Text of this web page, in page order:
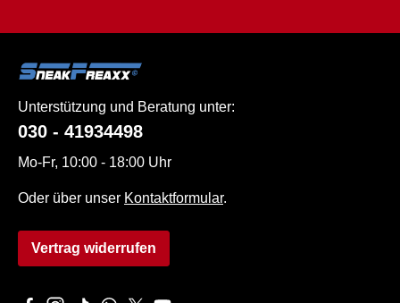
Unterstützung und Beratung unter:
030 - 41934498
Mo-Fr, 10:00 - 18:00 Uhr
Oder über unser Kontaktformular.
Vertrag widerrufen